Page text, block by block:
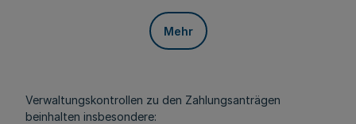
Mehr
Verwaltungskontrollen zu den Zahlungsanträgen
beinhalten insbesondere: